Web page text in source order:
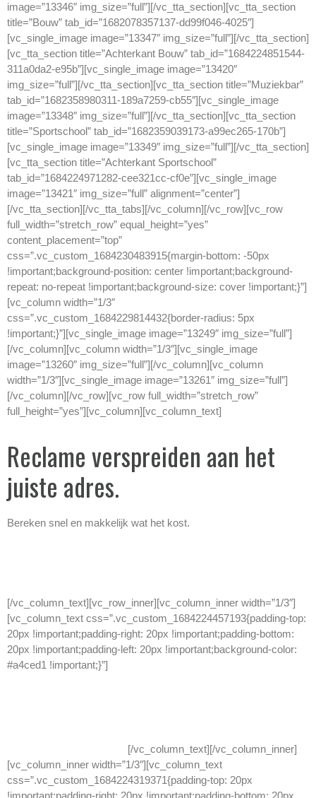
image=”13346″ img_size=”full”][/vc_tta_section][vc_tta_section
title=”Bouw” tab_id=”1682078357137-dd99f046-4025″]
[vc_single_image image=”13347″ img_size=”full”][/vc_tta_section]
[vc_tta_section title=”Achterkant Bouw” tab_id=”1684224851544-
311a0da2-e95b”][vc_single_image image=”13420″
img_size=”full”][/vc_tta_section][vc_tta_section title=”Muziekbar”
tab_id=”1682358980311-189a7259-cb55″][vc_single_image
image=”13348″ img_size=”full”][/vc_tta_section][vc_tta_section
title=”Sportschool” tab_id=”1682359039173-a99ec265-170b”]
[vc_single_image image=”13349″ img_size=”full”][/vc_tta_section]
[vc_tta_section title=”Achterkant Sportschool”
tab_id=”1684224971282-cee321cc-cf0e”][vc_single_image
image=”13421″ img_size=”full” alignment=”center”]
[/vc_tta_section][/vc_tta_tabs][/vc_column][/vc_row][vc_row
full_width=”stretch_row” equal_height=”yes”
content_placement=”top”
css=”.vc_custom_1684230483915{margin-bottom: -50px
!important;background-position: center !important;background-
repeat: no-repeat !important;background-size: cover !important;}”]
[vc_column width=”1/3″
css=”.vc_custom_1684229814432{border-radius: 5px
!important;}”][vc_single_image image=”13249″ img_size=”full”]
[/vc_column][vc_column width=”1/3″][vc_single_image
image=”13260″ img_size=”full”][/vc_column][vc_column
width=”1/3″][vc_single_image image=”13261″ img_size=”full”]
[/vc_column][/vc_row][vc_row full_width=”stretch_row”
full_height=”yes”][vc_column][vc_column_text]
Reclame verspreiden aan het
juiste adres.
Bereken snel en makkelijk wat het kost.
[/vc_column_text][vc_row_inner][vc_column_inner width=”1/3″]
[vc_column_text css=”.vc_custom_1684224457193{padding-top:
20px !important;padding-right: 20px !important;padding-bottom:
20px !important;padding-left: 20px !important;background-color:
#a4ced1 !important;}”]
[/vc_column_text][/vc_column_inner]
[vc_column_inner width=”1/3″][vc_column_text
css=”.vc_custom_1684224319371{padding-top: 20px